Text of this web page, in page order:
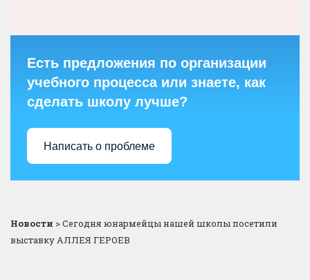
Есть предложения по организации
учебного процесса или знаете, как
сделать школу лучше?
Написать о проблеме
Новости >Сегодня юнармейцы нашей школы посетили
выставку АЛЛЕЯ ГЕРОЕВ